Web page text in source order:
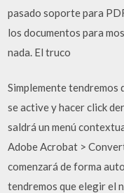
pasado soporte para
los documentos para
nada. El truco
Simplemente
se active y hacer click
saldrá un menú
Adobe Acrobat >
comenzará de forma
tendremos que elegir el